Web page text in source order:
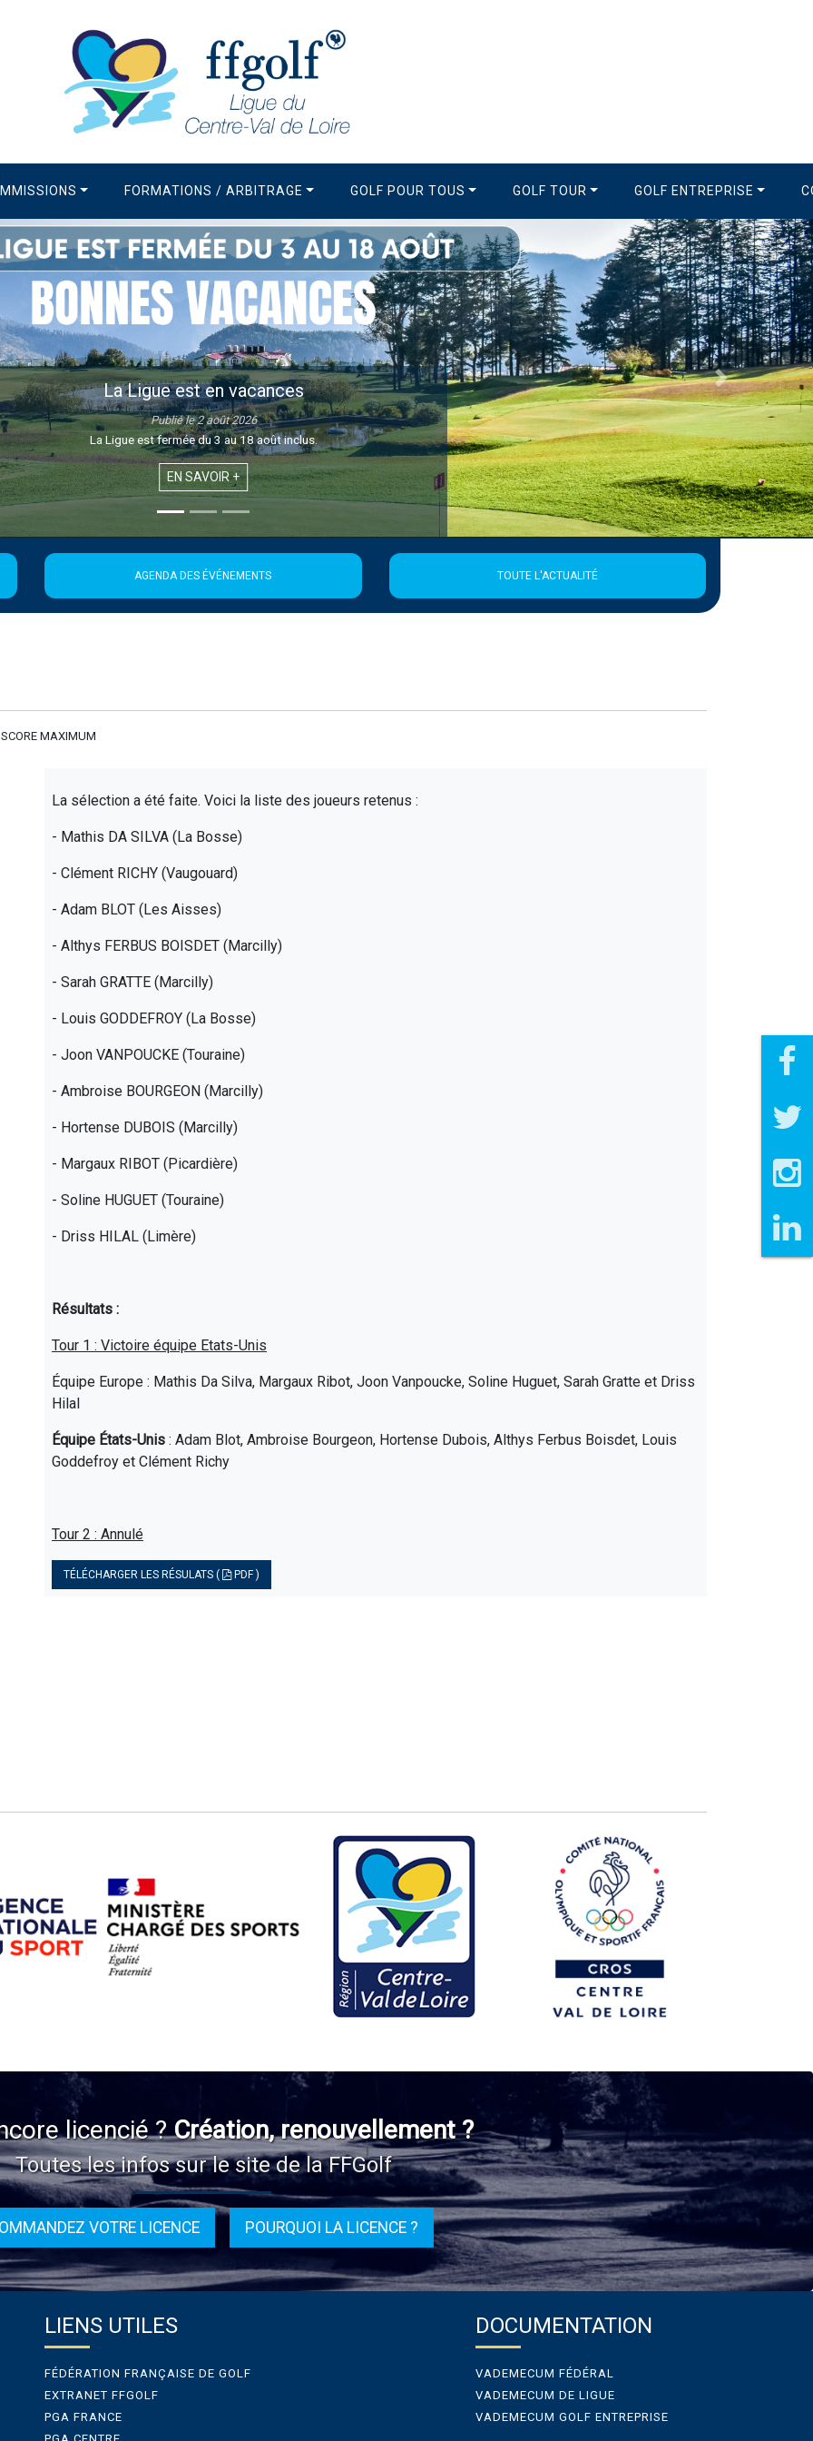
FORMATIONS / ARBITRAGE GOLF POUR TOUS GOLF TOUR GOLF ENTREPRISE
Suivant
AGENDA DES ÉVÉNEMENTS TOUTE L'ACTUALITÉ
MAXIMUM
La sélection a été faite. Voici la liste des joueurs retenus :
- Mathis DA SILVA (La Bosse)
- Clément RICHY (Vaugouard)
- Adam BLOT (Les Aisses)
- Althys FERBUS BOISDET (Marcilly)
- Sarah GRATTE (Marcilly)
- Louis GODDEFROY (La Bosse)
- Joon VANPOUCKE (Touraine)
- Ambroise BOURGEON (Marcilly)
- Hortense DUBOIS (Marcilly)
- Margaux RIBOT (Picardière)
- Soline HUGUET (Touraine)
- Driss HILAL (Limère)
Résultats :
Tour 1 : Victoire équipe Etats-Unis
Équipe Europe : Mathis Da Silva, Margaux Ribot, Joon Vanpoucke, Soline Huguet, Sarah Gratte et Driss
Hilal
Équipe États-Unis : Adam Blot, Ambroise Bourgeon, Hortense Dubois, Althys Ferbus Boisdet, Louis
Goddefroy et Clément Richy
Tour 2 : Annulé
TÉLÉCHARGER LES RÉSULATS ( PDF )
licencié ?Création, renouvellement ?
Toutes les infos sur le site de la FFGolf
VOTRE LICENCE POURQUOI LA LICENCE ?
LIENS UTILES
FÉDÉRATION FRANÇAISE DE GOLF
EXTRANET FFGOLF
PGA FRANCE
DOCUMENTATION
VADEMECUM FÉDÉRAL
VADEMECUM DE LIGUE
VADEMECUM GOLF ENTREPRISE